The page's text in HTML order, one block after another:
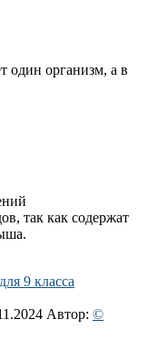
один организм, а в
так как содержат
9 класса
Автор: ©